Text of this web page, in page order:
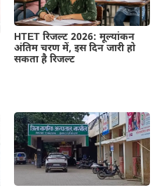
HTET रिजल्ट 2026: मूल्यांकन
अंतिम चरण में, इस दिन जारी हो
सकता है रिजल्ट